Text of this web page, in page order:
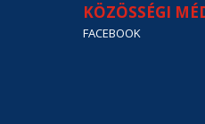
KÖZÖSSÉGI
FACEBOOK